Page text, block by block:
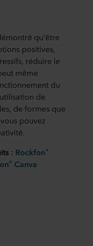
qu'être
positives,
réduire le
même
du
de
de formes que
pouvez
: Rockfon®
® Canva